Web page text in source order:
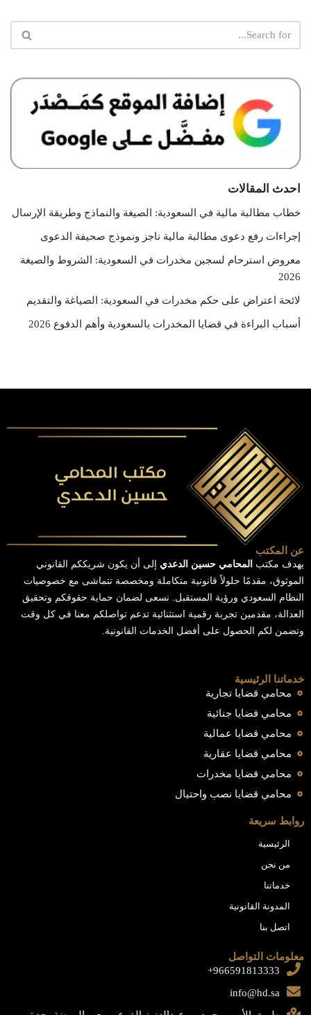
احدث المقالات
خطاب مطالبة مالية في السعودية: الصيغة والنماذج وطريقة الإرسال
إجراءات رفع دعوى مطالبة مالية ناجز ونموذج صحيفة الدعوى
معروض استرحام لسجين مخدرات في السعودية: الشروط والصيغة
2026
لائحة اعتراض على حكم مخدرات في السعودية: الصياغة والتقديم
أسباب البراءة في قضايا المخدرات بالسعودية وأهم الدفوع 2026
عن المكتب
يهدف مكتب المحامي حسين الدعدي إلى أن يكون شريككم القانوني
الموثوق، مقدمًا حلولاً قانونية متكاملة ومخصصة تتماشى مع خصوصيات
النظام السعودي ورؤية المستقبل. نسعى لضمان حماية حقوقكم وتحقيق
العدالة، مقدمين تجربة رقمية استثنائية تدعم تواصلكم معنا في كل وقت
وتضمن لكم الحصول على أفضل الخدمات القانونية.
خدماتنا الرئيسية
محامي قضايا تجارية
محامي قضايا جنائية
محامي قضايا عمالية
محامي قضايا عقارية
محامي قضايا مخدرات
محامي قضايا نصب واحتيال
روابط سريعة
الرئيسية
من نحن
خدماتنا
المدونة القانونية
اتصل بنا
معلومات التواصل
966591813333+
info@hd.sa